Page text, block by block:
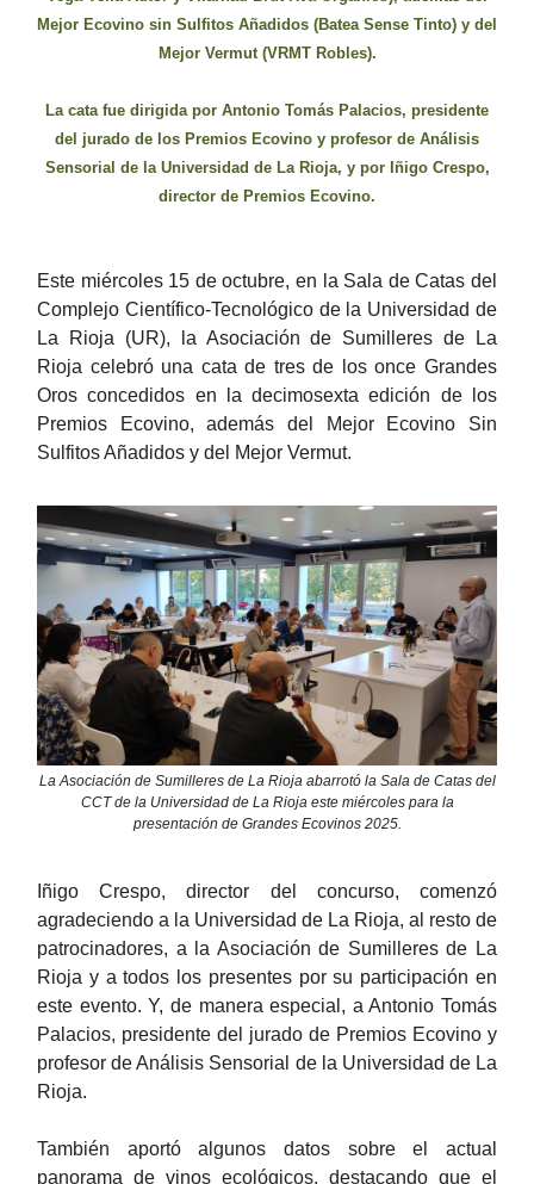
Mejor Ecovino sin Sulfitos Añadidos (Batea Sense Tinto) y del
Mejor Vermut (VRMT Robles).
La cata fue dirigida por Antonio Tomás Palacios, presidente
del jurado de los Premios Ecovino y profesor de Análisis
Sensorial de la Universidad de La Rioja, y por Iñigo Crespo,
director de Premios Ecovino.
Este miércoles 15 de octubre, en la Sala de Catas del
Complejo Científico-Tecnológico de la Universidad de
La Rioja (UR), la Asociación de Sumilleres de La
Rioja celebró una cata de tres de los once Grandes
Oros concedidos en la decimosexta edición de los
Premios Ecovino, además del Mejor Ecovino Sin
Sulfitos Añadidos y del Mejor Vermut.
La Asociación de Sumilleres de La Rioja abarrotó la Sala de Catas del
CCT de la Universidad de La Rioja este miércoles para la
presentación de Grandes Ecovinos 2025.
Iñigo Crespo, director del concurso, comenzó
agradeciendo a la Universidad de La Rioja, al resto de
patrocinadores, a la Asociación de Sumilleres de La
Rioja y a todos los presentes por su participación en
este evento. Y, de manera especial, a Antonio Tomás
Palacios, presidente del jurado de Premios Ecovino y
profesor de Análisis Sensorial de la Universidad de La
Rioja.
También aportó algunos datos sobre el actual
panorama de vinos ecológicos, destacando que el